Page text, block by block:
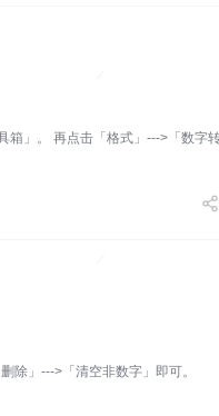
箱」。 再点击「格式」--->「数字
除」--->「清空非数字」即可。